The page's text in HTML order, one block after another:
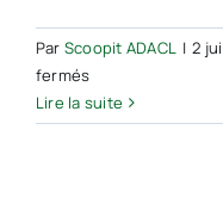
Par Scoopit ADACL | 2
ferméssur
JORF
–
Lire la suite